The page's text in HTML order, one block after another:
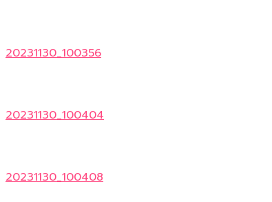
20231130_100356
20231130_100404
20231130_100408